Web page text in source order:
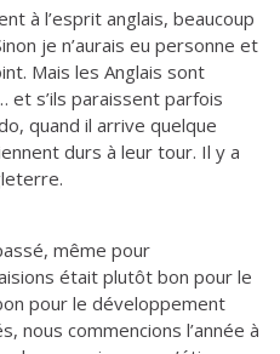
à l’esprit anglais, beaucoup
je n’aurais eu personne et
Mais les Anglais sont
et s’ils paraissent parfois
quand il arrive quelque
durs à leur tour. Il y a
même pour
était plutôt bon pour le
pour le développement
nous commencions l’année à